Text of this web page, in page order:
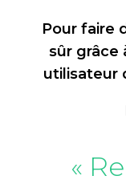
Pour faire
sûr grâce
utilisateur
«